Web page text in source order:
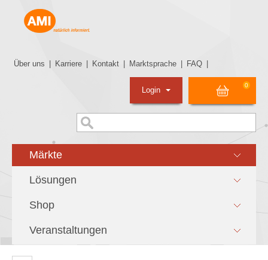
Über uns Karriere Kontakt Marktsprache FAQ
0
Login
Märkte
Lösungen
Shop
Veranstaltungen